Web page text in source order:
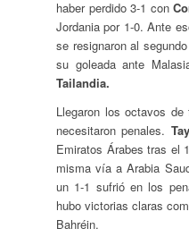
haber perdido 3-1 con
Jordania por 1-0. Ante
se resignaron al
su goleada ante
Tailandia.
Llegaron los octavos
necesitaron penales.
Emiratos Árabes tras el
misma vía a Arabia
un 1-1 sufrió en los
hubo victorias claras
Bahréin.